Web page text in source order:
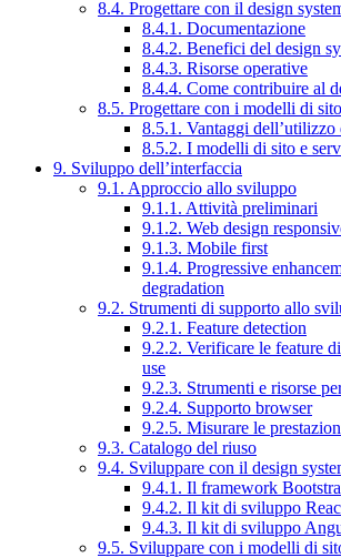
8.4. Progettare con il design
8.4.1. Documentazione
8.4.2. Benefici del design
8.4.3. Risorse operative
8.4.4. Come contribuire al
8.5. Progettare con i modelli di
8.5.1. Vantaggi dell’utilizzo
8.5.2. I modelli di sito e
9. Sviluppo dell’interfaccia
9.1. Approccio allo sviluppo
9.1.1. Attività preliminari
9.1.2. Web design
9.1.3. Mobile first
9.1.4. Progressive
degradation
9.2. Strumenti di supporto allo
9.2.1. Feature detection
9.2.2. Verificare le feature
use
9.2.3. Strumenti e risorse
9.2.4. Supporto browser
9.2.5. Misurare le
9.3. Catalogo del riuso
9.4. Sviluppare con il design
9.4.1. Il framework
9.4.2. Il kit di sviluppo
9.4.3. Il kit di sviluppo
9.5. Sviluppare con i modelli di